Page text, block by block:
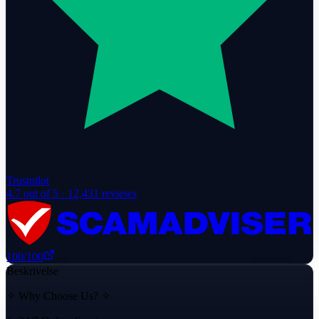
Trustpilot
4.7 out of 5 · 12,431 reviews
100/100
Beskrivelse
✧ Why Choose Us? ✧